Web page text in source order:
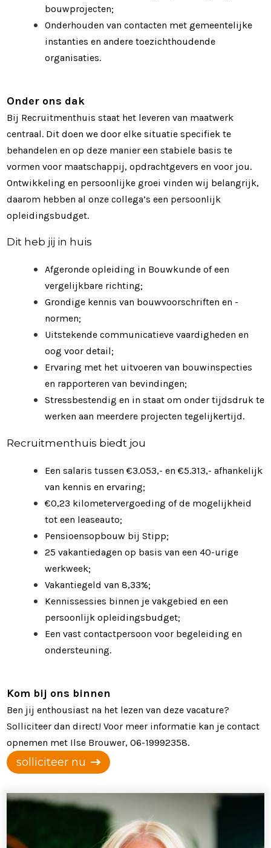
bouwprojecten;
Onderhouden van contacten met gemeentelijke
instanties en andere toezichthoudende
organisaties.
Onder ons dak
Bij Recruitmenthuis staat het leveren van maatwerk
centraal. Dit doen we door elke situatie specifiek te
behandelen en op deze manier een stabiele basis te
vormen voor maatschappij, opdrachtgevers en voor jou.
Ontwikkeling en persoonlijke groei vinden wij belangrijk,
daarom hebben al onze collega’s een persoonlijk
opleidingsbudget.
Dit heb jij in huis
Afgeronde opleiding in Bouwkunde of een
vergelijkbare richting;
Grondige kennis van bouwvoorschriften en -
normen;
Uitstekende communicatieve vaardigheden en
oog voor detail;
Ervaring met het uitvoeren van bouwinspecties
en rapporteren van bevindingen;
Stressbestendig en in staat om onder tijdsdruk te
werken aan meerdere projecten tegelijkertijd.
Recruitmenthuis biedt jou
Een salaris tussen €3.053,- en €5.313,- afhankelijk
van kennis en ervaring;
€0,23 kilometervergoeding of de mogelijkheid
tot een leaseauto;
Pensioensopbouw bij Stipp;
25 vakantiedagen op basis van een 40-urige
werkweek;
Vakantiegeld van 8,33%;
Kennissessies binnen je vakgebied en een
persoonlijk opleidingsbudget;
Een vast contactpersoon voor begeleiding en
ondersteuning.
Kom bij ons binnen
Ben jij enthousiast na het lezen van deze vacature?
Solliciteer dan direct! Voor meer informatie kan je contact
opnemen met Ilse Brouwer, 06-19992358.
solliciteer nu